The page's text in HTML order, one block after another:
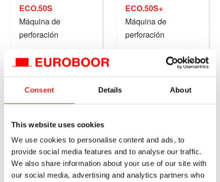
Consent Details About
This website uses cookies
We use cookies to personalise content and ads, to
provide social media features and to analyse our traffic.
We also share information about your use of our site with
our social media, advertising and analytics partners who
ECO.50S
Máquina de
perforación
220 V.
Disponible
directamente
€1.279,00
€1.547,59
producto
Agregar al carrito
ECO.50S+
Máquina de
perforación
Disponible
directamente
€1.405,00
excl. IVA
€1.700,05 incl. IVA
Agregar al carrito